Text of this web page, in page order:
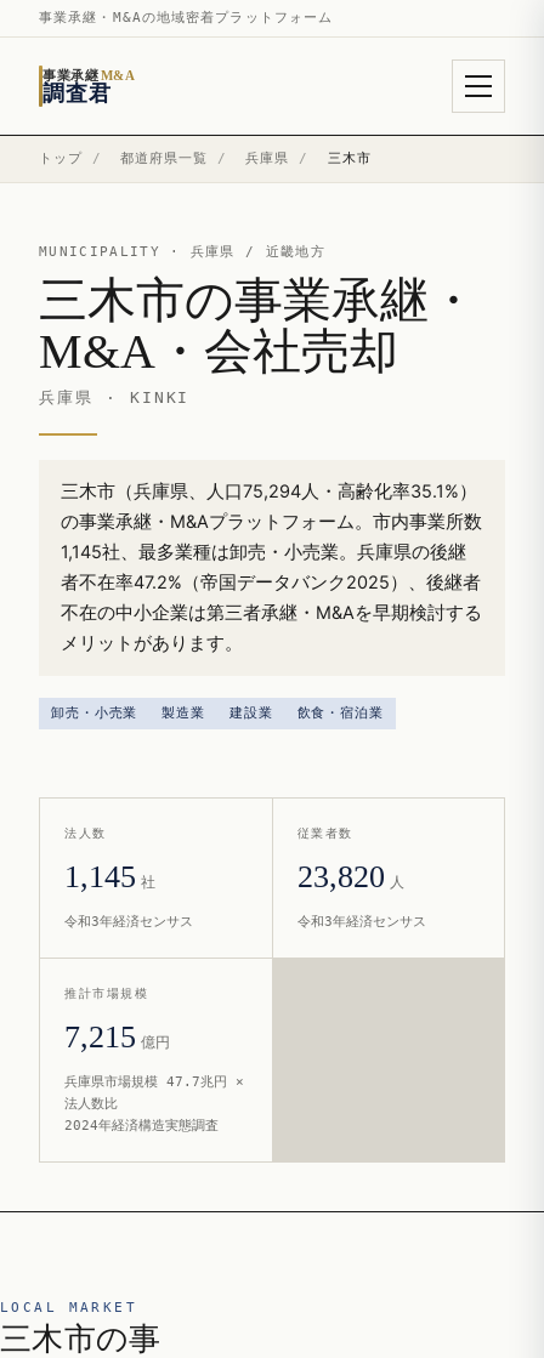
事業承継・M&Aの地域密着プラットフォーム
事業承継M&A
調査君
トップ / 都道府県一覧 / 兵庫県 / 三木市
MUNICIPALITY · 兵庫県 / 近畿地方
三木市の事業承継・
M&A・会社売却
兵庫県 · KINKI
三木市（兵庫県、人口75,294人・高齢化率35.1%）
の事業承継・M&Aプラットフォーム。市内事業所数
1,145社、最多業種は卸売・小売業。兵庫県の後継
者不在率47.2%（帝国データバンク2025）、後継者
不在の中小企業は第三者承継・M&Aを早期検討する
メリットがあります。
卸売・小売業 製造業 建設業 飲食・宿泊業
法人数
1,145 社
令和3年経済センサス
従業者数
23,820 人
令和3年経済センサス
推計市場規模
7,215 億円
兵庫県市場規模 47.7兆円 ×
法人数比
2024年経済構造実態調査
LOCAL MARKET
三木市の事